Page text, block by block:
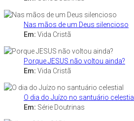
Nas mãos de um Deus silencioso
Em: Vida Cristã
Porque JESUS não voltou ainda?
Em: Vida Cristã
O dia do Juízo no santuário celestial
Em: Série Doutrinas